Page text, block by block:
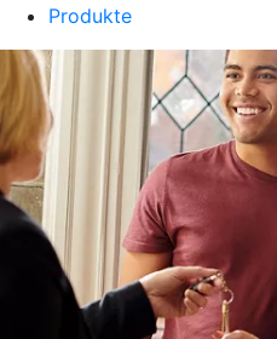
Produkte